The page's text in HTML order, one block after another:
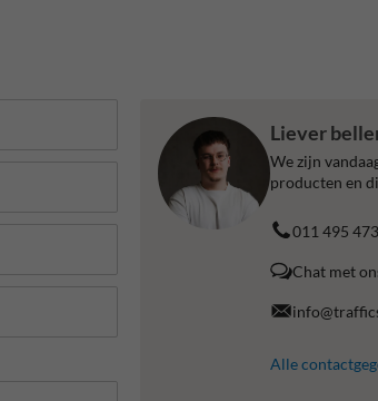
Liever
We zijn
producten en
011 495 473
Chat met
Alle